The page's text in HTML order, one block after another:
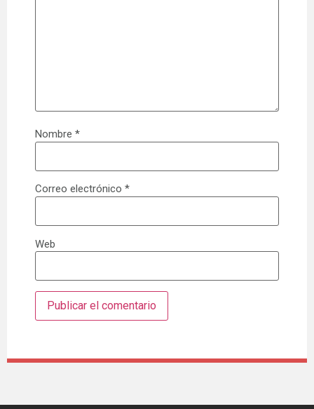
Nombre *
Correo electrónico *
Web